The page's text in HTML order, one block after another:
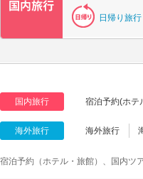
日帰り旅行
国内旅行 宿泊予約(ホテ
海外旅行 海外旅行
宿泊予約（ホテル・旅館）、国内ツ